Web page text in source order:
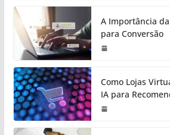
A Importância
para Conversão
Como Lojas
IA para